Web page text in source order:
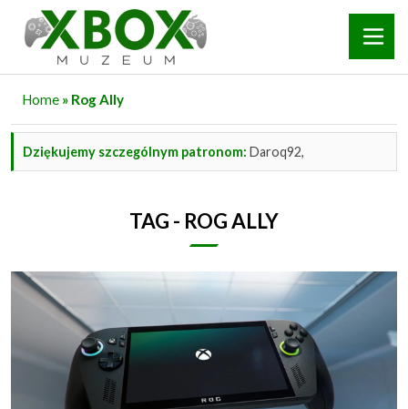
Home » Rog Ally
Dziękujemy szczególnym patronom: Daroq92,
TAG - ROG ALLY